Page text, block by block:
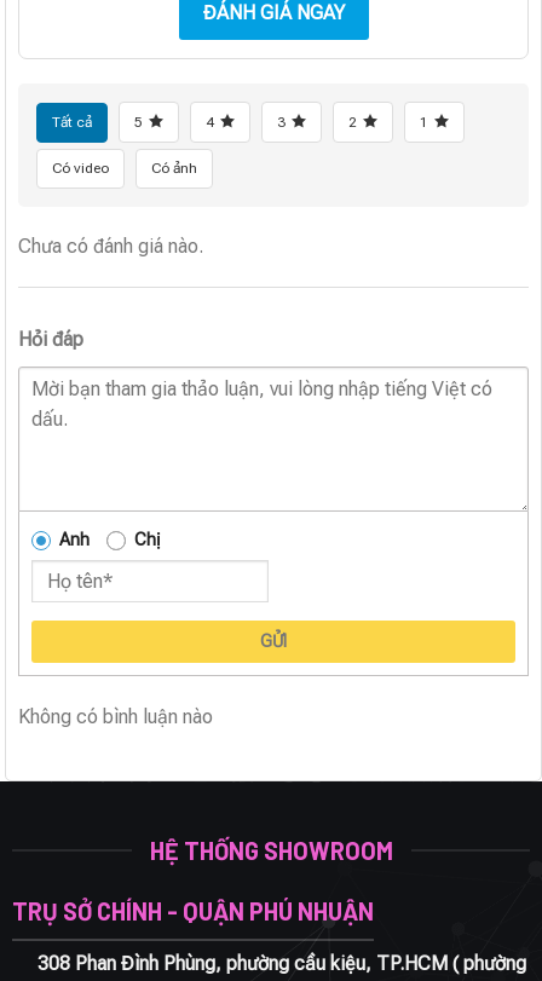
ĐÁNH GIÁ NGAY
Tất cả 5 4 3 2 1
Có video Có ảnh
Chưa có đánh giá nào.
Hỏi đáp
Anh Chị
GỬI
Không có bình luận nào
HỆ THỐNG SHOWROOM
TRỤ SỞ CHÍNH - QUẬN PHÚ NHUẬN
308 Phan Đình Phùng, phường cầu kiệu, TP.HCM ( phường